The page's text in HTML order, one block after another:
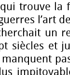
trouve la
l’art
un
siècles et